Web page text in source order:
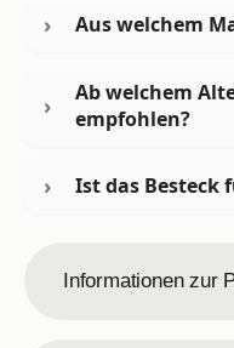
Aus welchem
Ab welchem
empfohlen?
Ist das Besteck
Informationen zur